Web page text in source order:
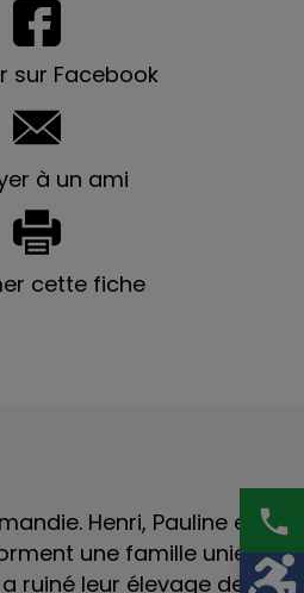
sur Facebook
à un ami
cette fiche
Henri, Pauline et
une famille unie en
ruiné leur élevage de
phone